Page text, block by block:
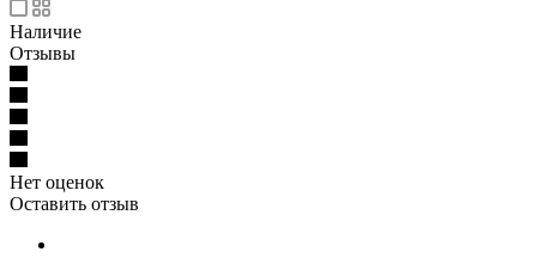
Наличие
Отзывы
Нет оценок
Оставить отзыв